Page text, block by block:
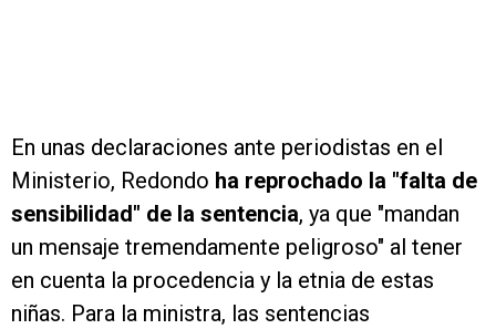
En unas declaraciones ante periodistas en el
Ministerio, Redondo ha reprochado la "falta de
sensibilidad" de la sentencia, ya que "mandan
un mensaje tremendamente peligroso" al tener
en cuenta la procedencia y la etnia de estas
niñas. Para la ministra, las sentencias